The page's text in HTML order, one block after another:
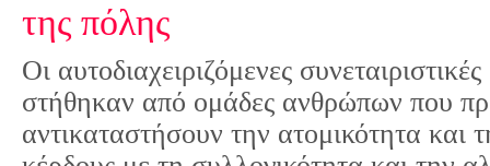
της πόλης
Οι αυτοδιαχειριζόμενες συνεταιριστικές
στήθηκαν από ομάδες ανθρώπων που
αντικαταστήσουν την ατομικότητα και